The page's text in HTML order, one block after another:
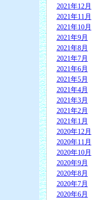
2021年12月
2021年11月
2021年10月
2021年9月
2021年8月
2021年7月
2021年6月
2021年5月
2021年4月
2021年3月
2021年2月
2021年1月
2020年12月
2020年11月
2020年10月
2020年9月
2020年8月
2020年7月
2020年6月